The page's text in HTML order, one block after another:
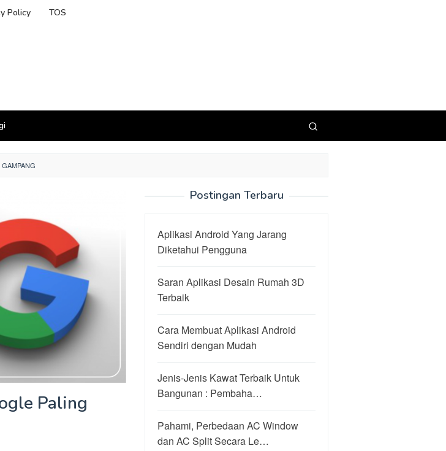
Policy TOS
Paling
Postingan Terbaru
Aplikasi Android Yang Jarang
Diketahui Pengguna
Saran Aplikasi Desain Rumah 3D
Terbaik
Cara Membuat Aplikasi Android
Sendiri dengan Mudah
Jenis-Jenis Kawat Terbaik Untuk
Bangunan : Pembaha…
Pahami, Perbedaan AC Window
dan AC Split Secara Le…